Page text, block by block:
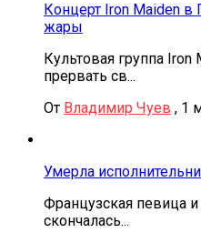
Концерт Iron Maiden
жары
Культовая группа
прервать св...
От Владимир Чуев , 1
Умерла
Французская певица
скончалась...